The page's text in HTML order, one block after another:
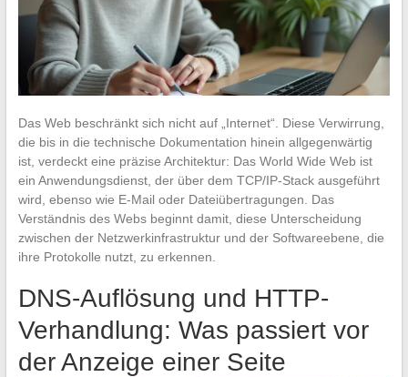
Das Web beschränkt sich nicht auf „Internet“. Diese Verwirrung,
die bis in die technische Dokumentation hinein allgegenwärtig
ist, verdeckt eine präzise Architektur: Das World Wide Web ist
ein Anwendungsdienst, der über dem TCP/IP-Stack ausgeführt
wird, ebenso wie E-Mail oder Dateiübertragungen. Das
Verständnis des Webs beginnt damit, diese Unterscheidung
zwischen der Netzwerkinfrastruktur und der Softwareebene, die
ihre Protokolle nutzt, zu erkennen.
DNS-Auflösung und HTTP-
Verhandlung: Was passiert vor
der Anzeige einer Seite